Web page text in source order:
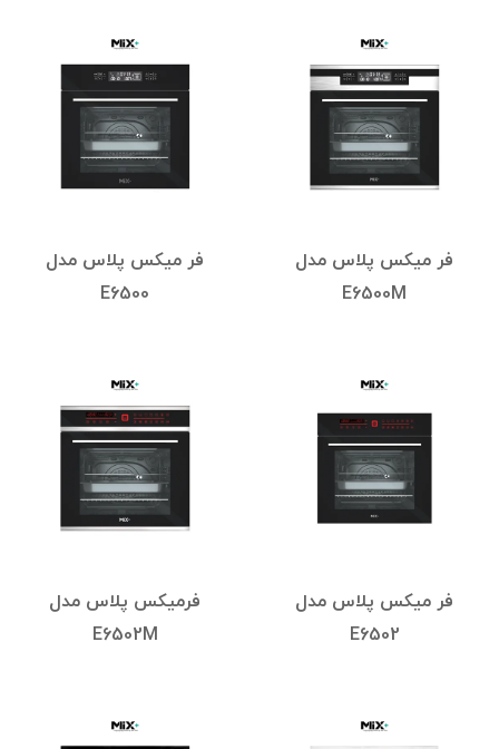
فر میکس پلاس مدل
E6500M
فر میکس پلاس مدل
E6500
فر میکس پلاس مدل
E6502
فرمیکس پلاس مدل
E6502M